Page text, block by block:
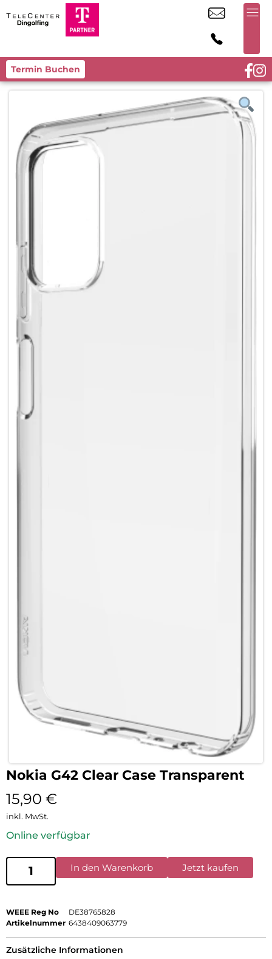
Termin Buchen
Nokia G42 Clear Case Transparent
15,90 €
inkl. MwSt.
Online verfügbar
In den Warenkorb Jetzt kaufen
WEEE Reg No
DE38765828
Artikelnummer 6438409063779
Zusätzliche Informationen